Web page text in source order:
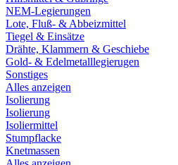
NEM-Legierungen
Lote, Fluß- & Abbeizmittel
Tiegel & Einsätze
Drähte, Klammern & Geschiebe
Gold- & Edelmetalllegierugen
Sonstiges
Alles anzeigen
Isolierung
Isolierung
Isoliermittel
Stumpflacke
Knetmassen